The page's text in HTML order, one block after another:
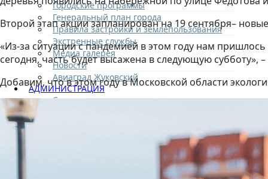
Городские программы
Генеральный план города
Правила застройки и землепользования
Экстренные службы
Медиа галерея
Новости
Авиаград Жуковский
АДМИНИСТРАЦИЯ
Структура
Направления деятельности
Участникам СВО и членам их семей
Второй этап акции запланирован на 19 сентября–
«Из-за ситуации с пандемией в этом году нам
сегодня, часть будет высажена в следующую субботу»,
Добавим, что в этом году в Московской области